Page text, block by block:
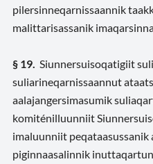
pilersinneqarnissaannik
malittarisassanik
§ 19. Siunnersuisoqatigiit
suliarineqarnissaannut
aalajangersimasumik
komiténilluunniit
imaluunniit
piginnaasalinnik